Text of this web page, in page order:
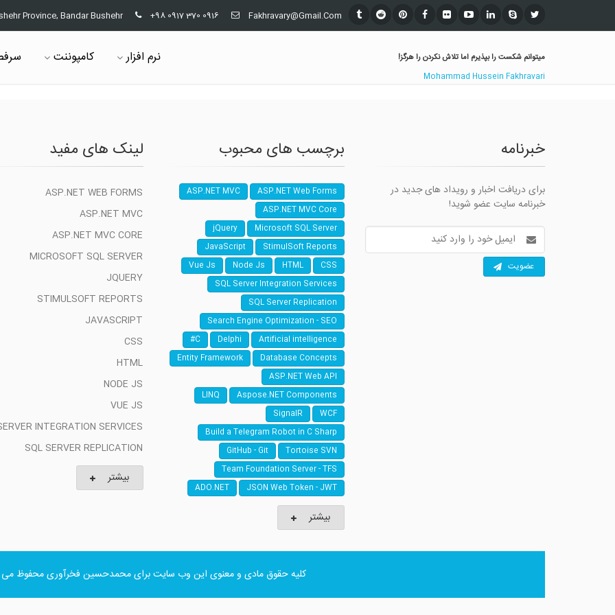
Province, Bandar Bushehr +98 0917 370 0916 Fakhravary@Gmail.Com
میتوانم شکست را بپذیرم اما تلاش نکردن را هرگز!
Mohammad Hussein Fakhravari
کامپوننت نرم افزار
لینک های مفید
ASP.NET WEB FORMS
ASP.NET MVC
ASP.NET MVC CORE
MICROSOFT SQL SERVER
JQUERY
STIMULSOFT REPORTS
JAVASCRIPT
CSS
HTML
NODE JS
VUE JS
INTEGRATION SERVICES
SQL SERVER REPLICATION
بیشتر
برچسب های محبوب
ASP.NET Web Forms
ASP.NET MVC
ASP.NET MVC Core
Microsoft SQL Server
jQuery
StimulSoft Reports
JavaScript
CSS
HTML
Node Js
Vue Js
SQL Server Integration Services
SQL Server Replication
Search Engine Optimization - SEO
Artificial intelligence
Delphi
C#
Database Concepts
Entity Framework
ASP.NET Web API
Aspose.NET Components
LINQ
WCF
SignalR
Build a Telegram Robot in C Sharp
Tortoise SVN
GitHub - Git
Team Foundation Server - TFS
JSON Web Token - JWT
ADO.NET
بیشتر
خبرنامه
برای دریافت اخبار و رویداد های جدید در
خبرنامه سایت عضو شوید!
آدرس
ایمیل
عضویت
کلیه حقوق مادی و معنوی این وب سایت برایمحمدحسین فخرآوریمحفوظ می